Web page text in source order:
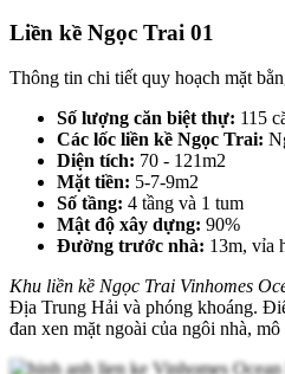
Liền kề Ngọc Trai 01
Thông tin chi tiết quy hoạch mặt
Số lượng căn biệt thự: 115
Các lốc liền kề Ngọc Trai:
Diện tích: 70 - 121m2
Mặt tiền: 5-7-9m2
Số tầng: 4 tầng và 1 tum
Mật độ xây dựng: 90%
Đường trước nhà: 13m, vỉa
Khu liền kề Ngọc Trai Vinhomes
Địa Trung Hải và phóng khoáng.
đan xen mặt ngoài của ngôi nhà,